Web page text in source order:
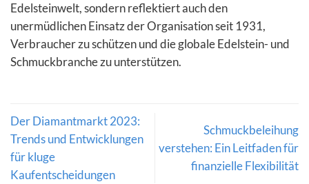
Edelsteinwelt, sondern reflektiert auch den
unermüdlichen Einsatz der Organisation seit 1931,
Verbraucher zu schützen und die globale Edelstein- und
Schmuckbranche zu unterstützen.
Der Diamantmarkt 2023:
Trends und Entwicklungen
für kluge
Kaufentscheidungen
Schmuckbeleihung
verstehen: Ein Leitfaden für
finanzielle Flexibilität